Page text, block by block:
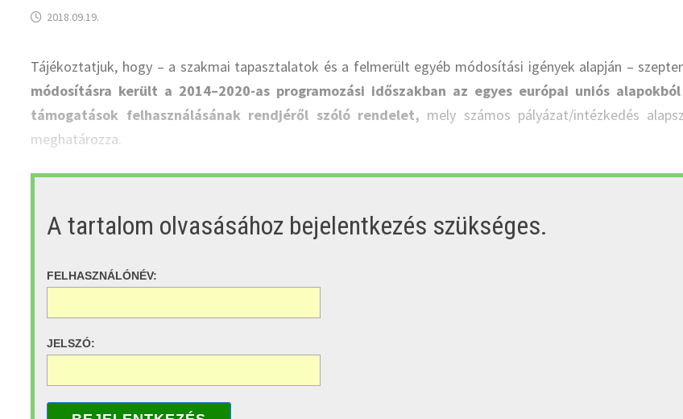
2018.09.19.
Tájékoztatjuk, hogy – a szakmai tapasztalatok és a felmerült egyéb módosítási igények alapján –
módosításra került a 2014–2020-as programozási időszakban az egyes európai uniós
támogatások felhasználásának rendjéről szóló rendelet, mely számos pályázat/intézkedés
meghatározza.
A tartalom olvasásához bejelentkezés szükséges.
FELHASZNÁLÓNÉV:
JELSZÓ: